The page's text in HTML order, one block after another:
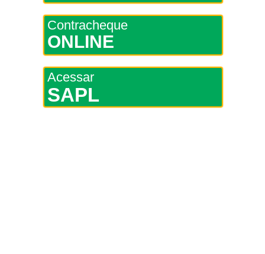
Contracheque
ONLINE
Acessar
SAPL